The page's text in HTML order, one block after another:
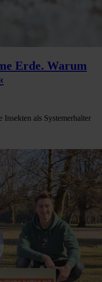
Erde. Warum
als Systemerhalter